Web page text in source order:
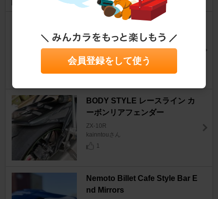
Kawasaki Kawasaki Premiu
m Oil by Motul 10W-50
ZX-10R
38BP5Eさん
BODY STYLE レースライン カ
ーボンリアフェンダー
ZX-10R
kainntouさん
1
Nemoto Billet Cafe Style Bar E
nd Mirrors
会員登録をして使う